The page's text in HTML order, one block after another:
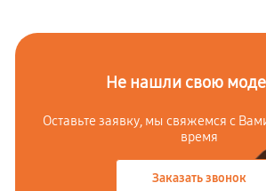
Не нашли свою
Оставьте заявку, мы свяжемся с
время
Заказать звонок